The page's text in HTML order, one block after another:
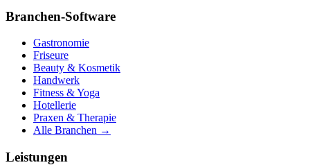
Branchen-Software
Gastronomie
Friseure
Beauty & Kosmetik
Handwerk
Fitness & Yoga
Hotellerie
Praxen & Therapie
Alle Branchen →
Leistungen